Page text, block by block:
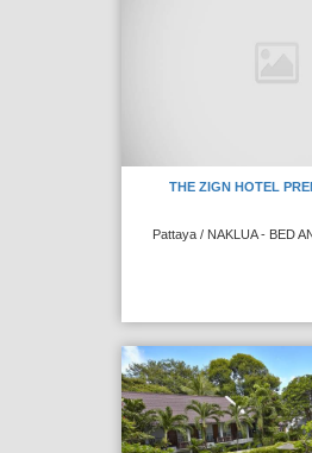
THE ZIGN HOTEL
Pattaya / NAKLUA - BED